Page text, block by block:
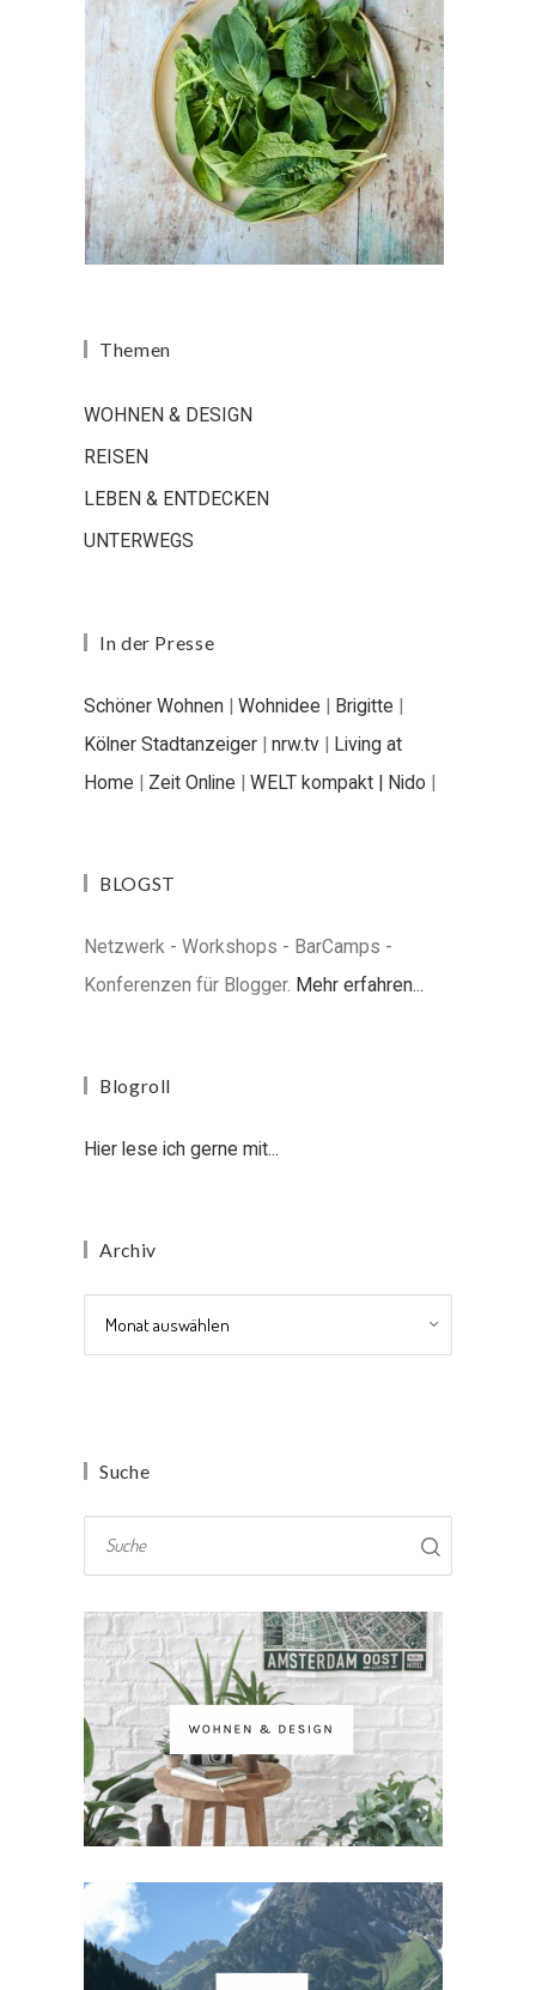
Themen
WOHNEN & DESIGN
REISEN
LEBEN & ENTDECKEN
UNTERWEGS
In der Presse
Schöner Wohnen Wohnidee Brigitte
Kölner Stadtanzeiger
nrw.tv
Living at
Home
Zeit Online WELT kompakt | Nido
BLOGST
Netzwerk - Workshops - BarCamps -
Konferenzen für Blogger. Mehr erfahren...
Blogroll
Hier lese ich gerne mit...
Archiv
Suche